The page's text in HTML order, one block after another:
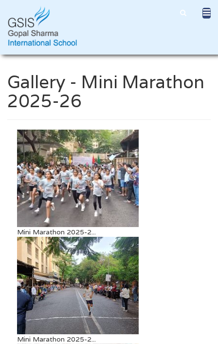
Gallery - Mini Marathon
2025-26
Mini Marathon 2025-2...
Mini Marathon 2025-2...